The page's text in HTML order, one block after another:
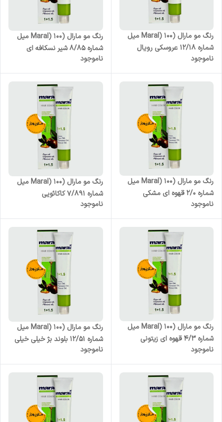
رنگ مو مارال (Maral) 100 میل
شماره 12/18 عروسکی رویال
ناموجود
رنگ مو مارال (Maral) 100 میل
شماره 8/85 شیر نسکافه ای
ناموجود
رنگ مو مارال (Maral) 100 میل
شماره 2/0 قهوه ای مشکی
ناموجود
رنگ مو مارال (Maral) 100 میل
شماره 7/891 کاکائویی
ناموجود
رنگ مو مارال (Maral) 100 میل
شماره 4/3 قهوه ای زیتونی
متوسط
ناموجود
رنگ مو مارال (Maral) 100 میل
شماره 12/51 بلوند بژ خیلی خیلی
روشن
ناموجود